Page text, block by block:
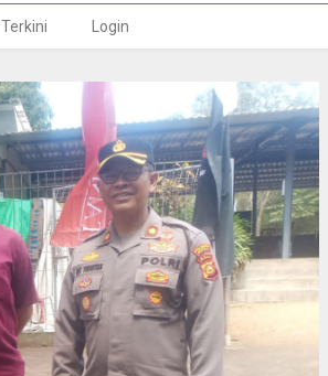
Terkini Login